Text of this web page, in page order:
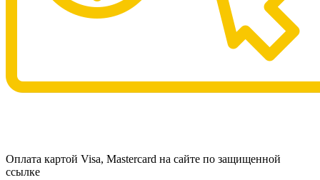
Оплата картой Visa, Mastercard на сайте по защищенной
ссылке